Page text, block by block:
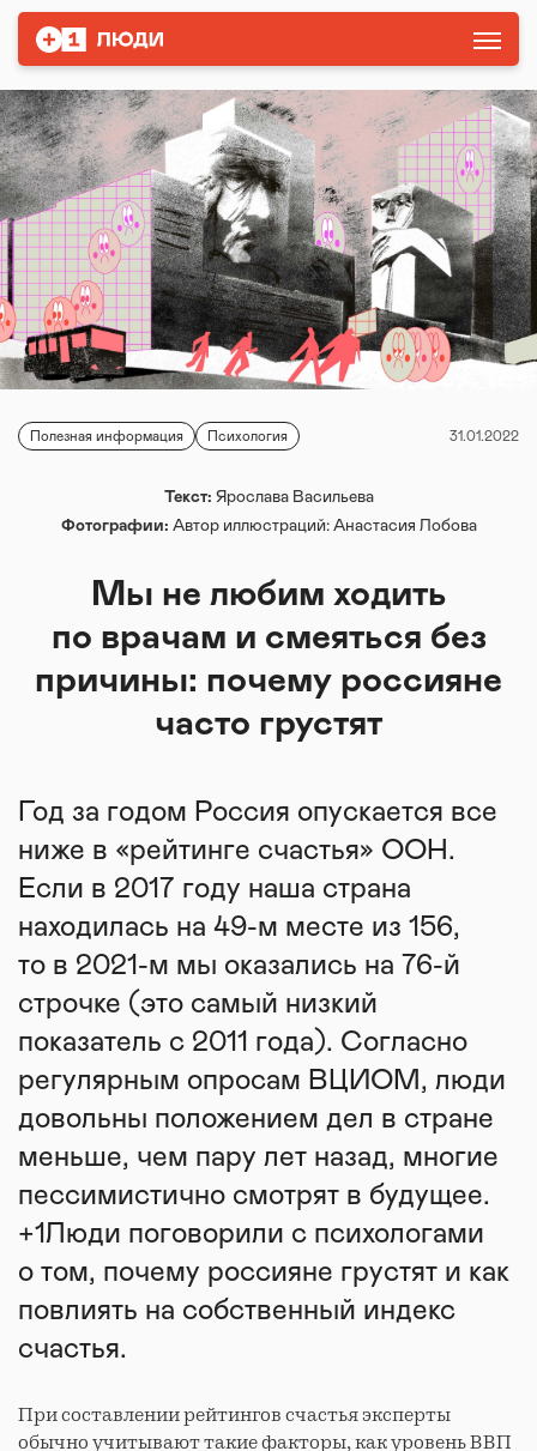
Полезная информация Психология 31.01.2022
Текст: Ярослава Васильева
Фотографии: Автор иллюстраций: Анастасия Лобова
Мы не любим ходить
по врачам и смеяться без
причины: почему россияне
часто грустят
Год за годом Россия опускается все
ниже в «рейтинге счастья» ООН.
Если в 2017 году наша страна
находилась на 49-м месте из 156,
то в 2021-м мы оказались на 76-й
строчке (это самый низкий
показатель с 2011 года). Согласно
регулярным опросам ВЦИОМ, люди
довольны положением дел в стране
меньше, чем пару лет назад, многие
пессимистично смотрят в будущее.
+1Люди поговорили с психологами
о том, почему россияне грустят и как
повлиять на собственный индекс
счастья.
При составлении рейтингов счастья эксперты
обычно учитывают такие факторы, как уровень ВВП